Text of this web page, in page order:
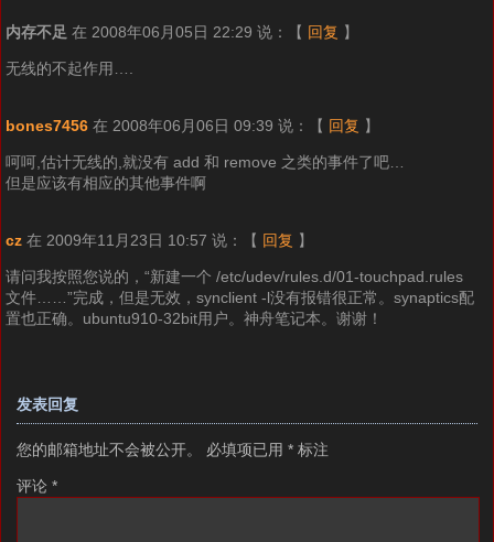
内存不足 在 2008年06月05日 22:29 说： 【 回复 】
无线的不起作用….
bones7456 在 2008年06月06日 09:39 说： 【 回复 】
呵呵,估计无线的,就没有 add 和 remove 之类的事件了吧…
但是应该有相应的其他事件啊
cz 在 2009年11月23日 10:57 说： 【 回复 】
请问我按照您说的，“新建一个 /etc/udev/rules.d/01-touchpad.rules
文件……”完成，但是无效，synclient -l没有报错很正常。synaptics配
置也正确。ubuntu910-32bit用户。神舟笔记本。谢谢！
发表回复
您的邮箱地址不会被公开。 必填项已用 * 标注
评论 *